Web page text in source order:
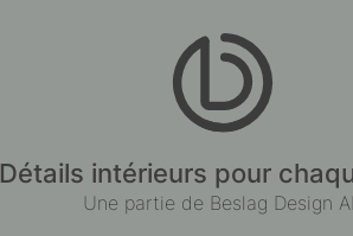
Détails intérieurs pour
Une partie de Beslag Design